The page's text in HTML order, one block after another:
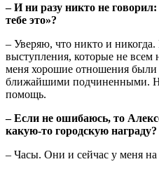
– И ни разу никто не
тебе это»?
– Уверяю, что никто и
выступления, которые не всем
меня хорошие отношения
ближайшими подчиненными.
помощь.
– Если не ошибаюсь, то
какую-то городскую награду?
– Часы. Они и сейчас у меня на